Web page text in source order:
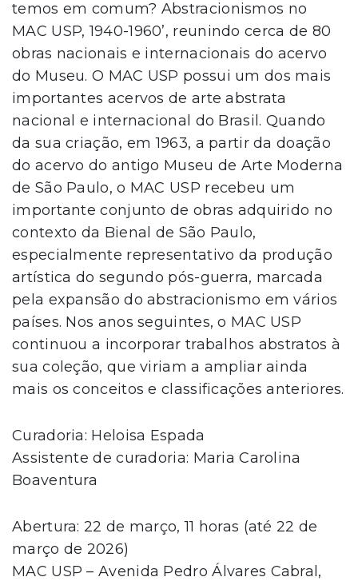
temos em comum? Abstracionismos no
MAC USP, 1940-1960’, reunindo cerca de 80
obras nacionais e internacionais do acervo
do Museu. O MAC USP possui um dos mais
importantes acervos de arte abstrata
nacional e internacional do Brasil. Quando
da sua criação, em 1963, a partir da doação
do acervo do antigo Museu de Arte Moderna
de São Paulo, o MAC USP recebeu um
importante conjunto de obras adquirido no
contexto da Bienal de São Paulo,
especialmente representativo da produção
artística do segundo pós-guerra, marcada
pela expansão do abstracionismo em vários
países. Nos anos seguintes, o MAC USP
continuou a incorporar trabalhos abstratos à
sua coleção, que viriam a ampliar ainda
mais os conceitos e classificações anteriores.
Curadoria: Heloisa Espada
Assistente de curadoria: Maria Carolina
Boaventura
Abertura: 22 de março, 11 horas (até 22 de
março de 2026)
MAC USP – Avenida Pedro Álvares Cabral,